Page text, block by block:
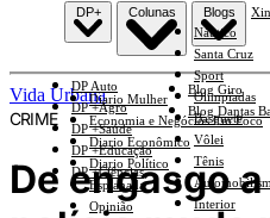
Náutico
Santa Cruz
Sport
Olimpíadas
Basquete
Vôlei
Tênis
Interior
DP+
DP Auto
DP +Agro
DP +Saúde
DP +Educação
DP +Ciências
Colunas
Diario Mulher
Economia e Negócios Em Foco
Diario Econômico
Diario Político
Esplanada
Opinião
Blogs
Blog Giro
Blog Dantas
Vida Urbana
CRIME
De engasgo